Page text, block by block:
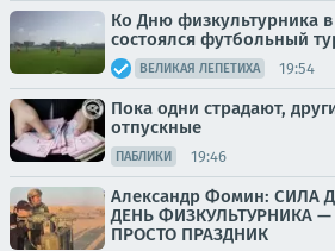
Ко Дню физкультурника
состоялся футбольный
ВЕЛИКАЯ ЛЕПЕТИХА 19:54
Пока одни страдают,
отпускные
ПАБЛИКИ 19:46
Александр Фомин: СИЛА
ДЕНЬ ФИЗКУЛЬТУРНИКА
ПРОСТО ПРАЗДНИК